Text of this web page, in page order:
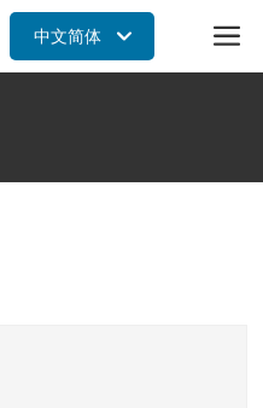
中文简体
中文简体